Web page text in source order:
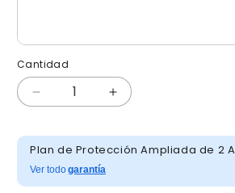
Cantidad
Cantidad
Reducir
para
ANRAN
Q1
Max
Aumentar
para
ANRAN
Max
Plan de Protección Ampliada de 2
Ver todogarantía